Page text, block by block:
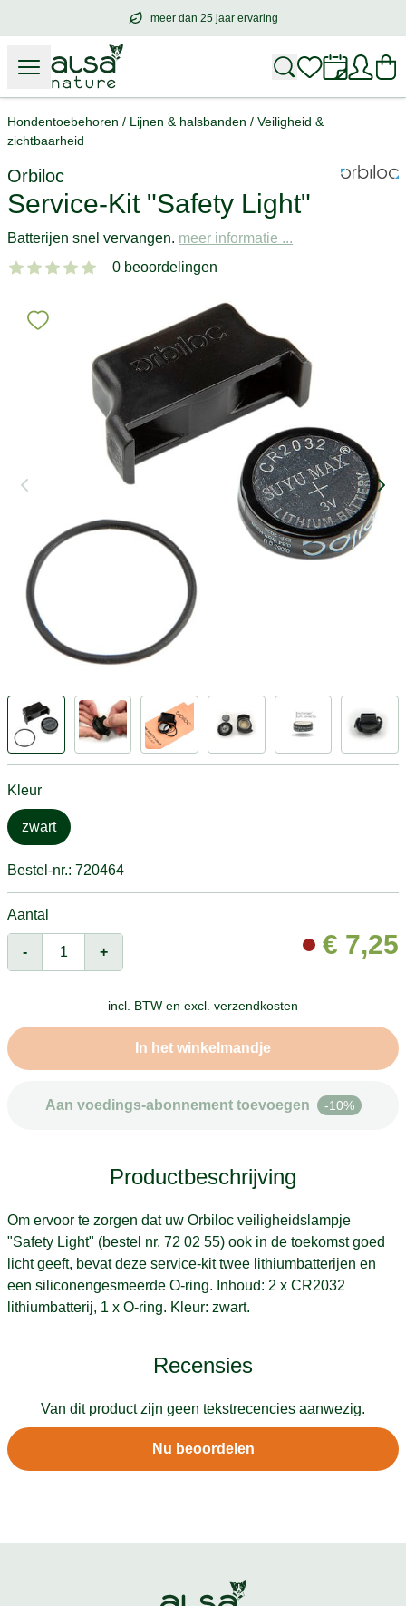
meer dan 25 jaar ervaring
meer dan25 jaar ervaring
Hondentoebehoren / Lijnen & halsbanden / Veiligheid &
zichtbaarheid
Orbiloc
Service-Kit "Safety Light"
Batterijen snel vervangen. meer informatie ...
0 beoordelingen
Kleur
zwart
Bestel-nr.: 720464
Aantal
- + € 7,25
incl. BTW en excl. verzendkosten
In het winkelmandje
Aan voedings-abonnement toevoegen -10%
Productbeschrijving
Om ervoor te zorgen dat uw Orbiloc veiligheidslampje
"Safety Light" (bestel nr. 72 02 55) ook in de toekomst goed
licht geeft, bevat deze service-kit twee lithiumbatterijen en
een siliconengesmeerde O-ring. Inhoud: 2 x CR2032
lithiumbatterij, 1 x O-ring. Kleur: zwart.
Recensies
Van dit product zijn geen tekstrecencies aanwezig.
Nu beoordelen